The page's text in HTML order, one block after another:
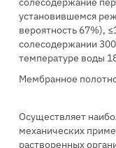
установившемся
вероятность 67%),
солесодержании
температуре воды
Мембранное
Осуществляет
механических
растворенных